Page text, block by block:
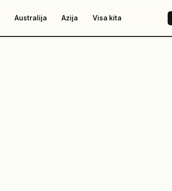
Australija Azija Visa kita